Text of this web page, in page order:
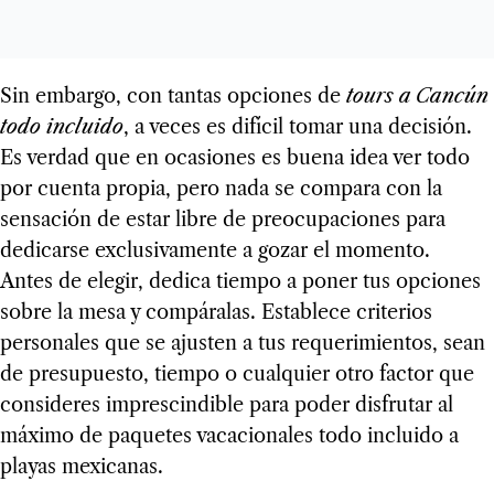
Sin embargo, con tantas opciones de tours a Cancún
todo incluido, a veces es difícil tomar una decisión.
Es verdad que en ocasiones es buena idea ver todo
por cuenta propia, pero nada se compara con la
sensación de estar libre de preocupaciones para
dedicarse exclusivamente a gozar el momento.
Antes de elegir, dedica tiempo a poner tus opciones
sobre la mesa y compáralas. Establece criterios
personales que se ajusten a tus requerimientos, sean
de presupuesto, tiempo o cualquier otro factor que
consideres imprescindible para poder disfrutar al
máximo de paquetes vacacionales todo incluido a
playas mexicanas.